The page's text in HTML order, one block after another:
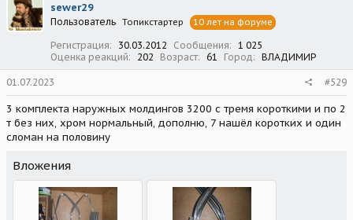
sewer29
Пользователь Топикстартер 10 лет на форуме
Регистрация 30.03.2012 Сообщения
1 025
Оценка реакций
202 Возраст 61 Город ВЛАДИМИР
01.07.2023 #529
3 комплекта наружных молдингов 3200 с тремя короткими и по 2
т без них, хром нормальный, дополню, 7 нашёл коротких и один
сломан на половину
Вложения